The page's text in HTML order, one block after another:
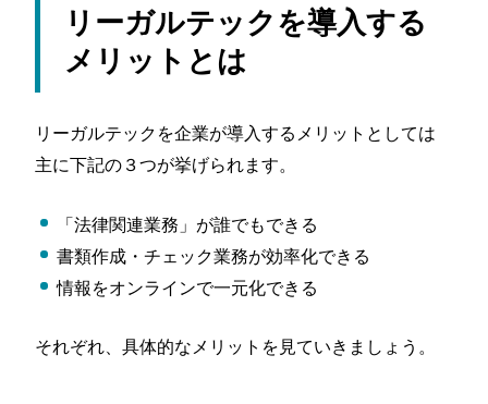
リーガルテックを導入する
メリットとは
リーガルテックを企業が導入するメリットとしては
主に下記の３つが挙げられます。
「法律関連業務」が誰でもできる
書類作成・チェック業務が効率化できる
情報をオンラインで一元化できる
それぞれ、具体的なメリットを見ていきましょう。